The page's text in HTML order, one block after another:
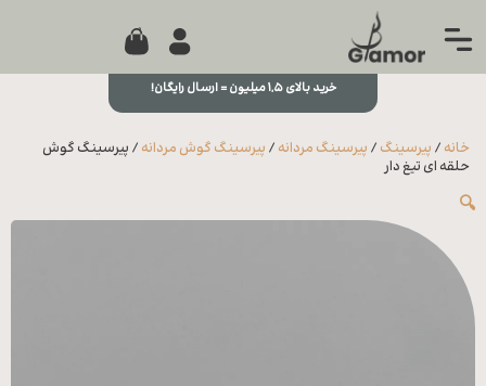
جستجو...
مجله
0
خرید بالای ۱,۵ میلیون = ارسال رایگان!
خانه / پیرسینگ / پیرسینگ مردانه / پیرسینگ گوش مردانه / پیرسینگ گوش
حلقه ای تیغ دار
🔍